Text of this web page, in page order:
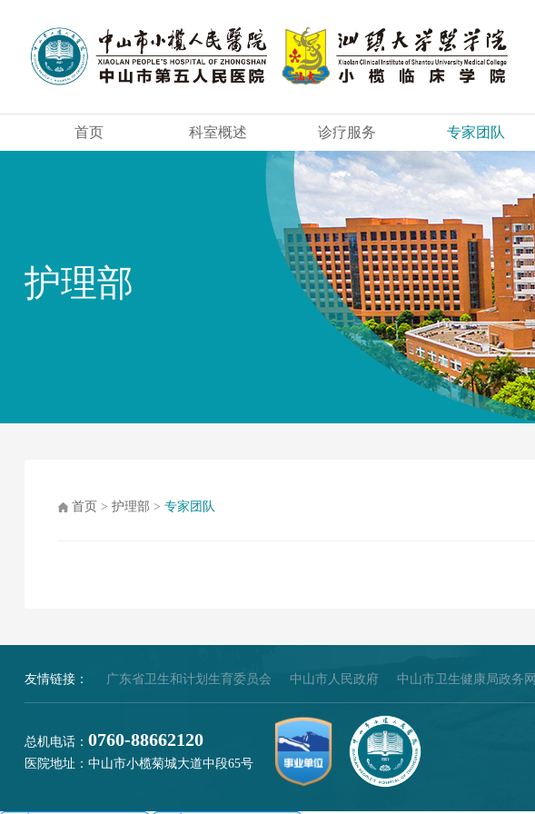
首页 科室概述 诊疗服务 专家团队
护理部
首页 >护理部 >专家团队
友情链接： 广东省卫生和计划生育委员会 中山市人民政府 中山市卫生健康局政务网
总机电话： 0760-88662120
医院地址：中山市小榄菊城大道中段65号